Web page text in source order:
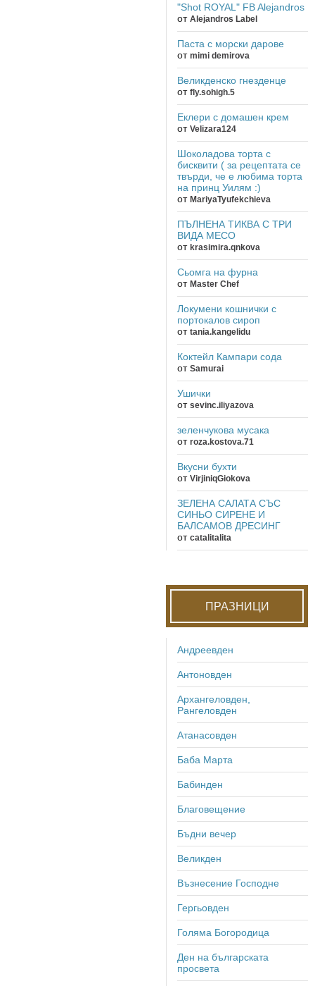
"Shot ROYAL" FB Alejandros
от Alejandros Label
Паста с морски дарове
от mimi demirova
Великденско гнезденце
от fly.sohigh.5
Еклери с домашен крем
от Velizara124
Шоколадова торта с
бисквити ( за рецептата се
твърди, че е любима торта
на принц Уилям :)
от MariyaTyufekchieva
ПЪЛНЕНА ТИКВА С ТРИ
ВИДА МЕСО
от krasimira.qnkova
Сьомга на фурна
от Master Chef
Локумени кошнички с
портокалов сироп
от tania.kangelidu
Коктейл Кампари сода
от Samurai
Ушички
от sevinc.iliyazova
зеленчукова мусака
от roza.kostova.71
Вкусни бухти
от VirjiniqGiokova
ЗЕЛЕНА САЛАТА СЪС
СИНЬО СИРЕНЕ И
БАЛСАМОВ ДРЕСИНГ
от catalitalita
ПРАЗНИЦИ
Андреевден
Антоновден
Архангеловден,
Рангеловден
Атанасовден
Баба Марта
Бабинден
Благовещение
Бъдни вечер
Великден
Възнесение Господне
Гергьовден
Голяма Богородица
Ден на българската
просвета